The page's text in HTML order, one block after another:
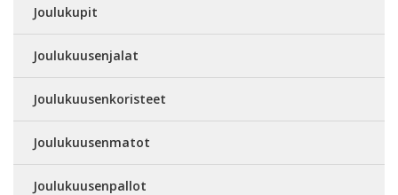
Joulukupit
Joulukuusenjalat
Joulukuusenkoristeet
Joulukuusenmatot
Joulukuusenpallot